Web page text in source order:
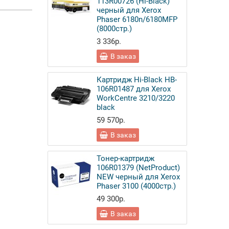
черный для Xerox
Phaser 6180n/6180MFP
(8000стр.)
3 336р.
В заказ
Картридж Hi-Black HB-
106R01487 для Xerox
WorkCentre 3210/3220
black
59 570р.
В заказ
Тонер-картридж
106R01379 (NetProduct)
NEW черный для Xerox
Phaser 3100 (4000стр.)
49 300р.
В заказ